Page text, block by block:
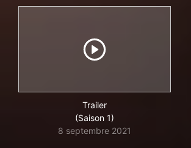
Trailer
(Saison 1)
8 septembre 2021